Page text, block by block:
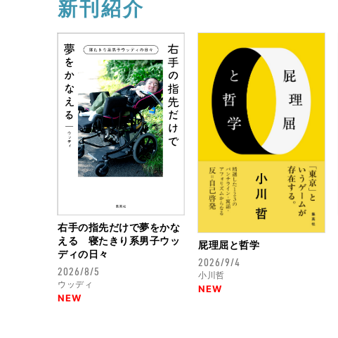
新刊紹介
右手の指先だけで夢をかな
える 寝たきり系男子ウッ
ディの日々
2026/8/5
ウッディ
NEW
屁理屈と哲学
2026/9/4
小川哲
NEW